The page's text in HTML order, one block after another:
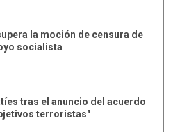
la moción de censura de
socialista
tras el anuncio del acuerdo
terroristas"